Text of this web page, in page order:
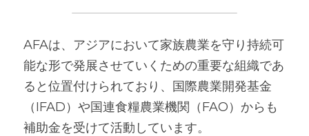
AFAは、アジアにおいて家族農業を守り持続可
能な形で発展させていくための重要な組織であ
ると位置付けられており、国際農業開発基金
（IFAD）や国連食糧農業機関（FAO）からも
補助金を受けて活動しています。